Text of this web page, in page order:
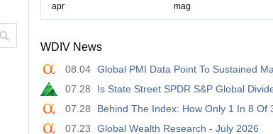
WDIV News
08.04 Global PMI Data Point To Sustained
07.28
Is State Street SPDR S&P Global
07.28
Behind The Index: How Only 1 In 8
07.23
Global Wealth Research - July 2026